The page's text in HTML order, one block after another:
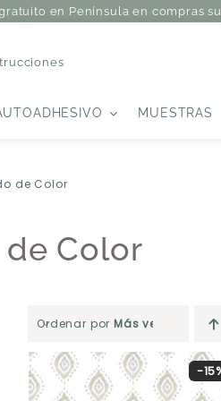
en Península en compras
MUESTRAS
de Color
de Color
Ordenar porMás vendido
-